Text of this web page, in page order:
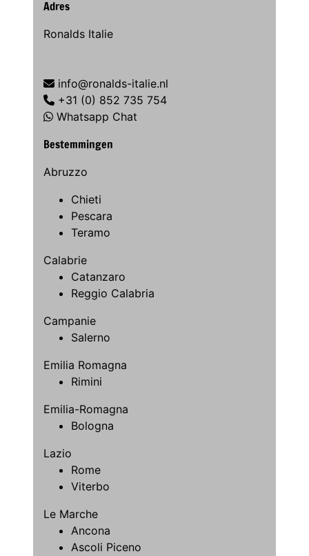
Adres
Ronalds Italie
info@ronalds-italie.nl
+31 (0) 852 735 754
Whatsapp Chat
Bestemmingen
Abruzzo
Chieti
Pescara
Teramo
Calabrie
Catanzaro
Reggio Calabria
Campanie
Salerno
Emilia Romagna
Rimini
Emilia-Romagna
Bologna
Lazio
Rome
Viterbo
Le Marche
Ancona
Ascoli Piceno